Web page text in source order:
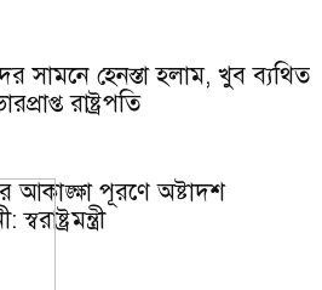
সামনে হেনস্তা হলাম, খুব ব্যথিত
রাষ্ট্রপতি
আকাঙ্ক্ষা পূরণে অষ্টাদশ